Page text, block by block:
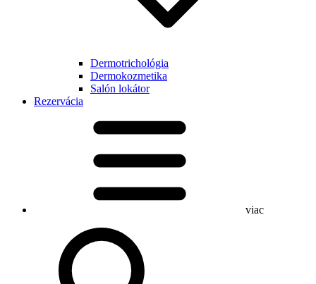
Dermotrichológia
Dermokozmetika
Salón lokátor
Rezervácia
viac